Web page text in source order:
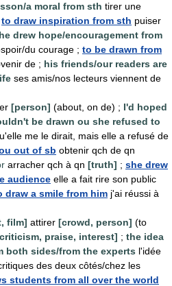
a moral from sth tirer une
to draw inspiration from sth puiser
he drew hope/encouragement from
du courage ; to be drawn from
de ; his friends/our readers are
ses amis/nos lecteurs viennent de
[person] (about, on de) ; I'd hoped
be drawn ou she refused to
me le dirait, mais elle a refusé de
out of sb obtenir qch de qn
arracher qch à qn [truth] ; she drew
audience elle a fait rire son public
draw a smile from him j'ai réussi à
film] attirer [crowd, person] (to
praise, interest] ; the idea
both sides/from the experts l'idée
des deux côtés/chez les
students from all over the world